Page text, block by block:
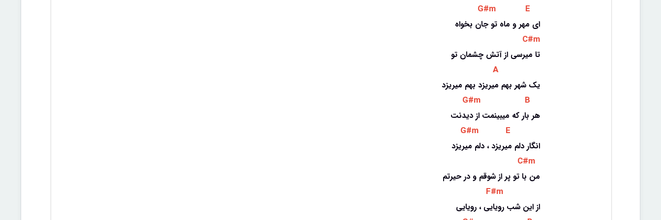
G#m E
ای مهر و ماه تو جان بخواه
C#m
تا میرسی از آتش چشمان تو
A
یک شهر بهم میریزد بهم میریزد
G#m B
هر بار که میبینمت از دیدنت
G#m E
انگار دلم میریزد ، دلم میریزد
C#m
من با تو پر از شوقم و در حیرتم
F#m
از این شب رویایی ، رویایی